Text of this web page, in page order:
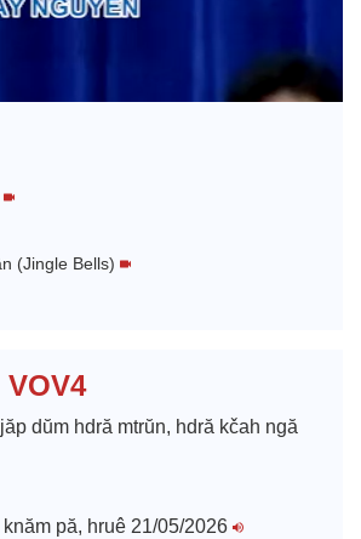
a
i
o
(Jingle Bells)
VOV4
dŭm hdră mtrŭn, hdră kčah ngă
pă, hruê 21/05/2026